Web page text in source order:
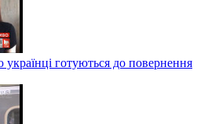
готуються до повернення